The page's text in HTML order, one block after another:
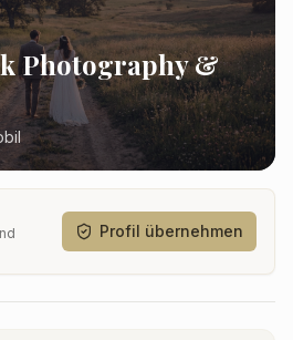
Photography &
Profil übernehmen